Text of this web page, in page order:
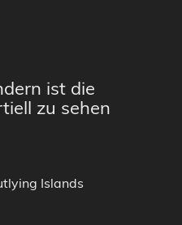
ist die
zu sehen
Islands